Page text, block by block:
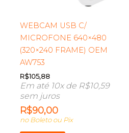
WEBCAM USB C/
MICROFONE 640×480
(320×240 FRAME) OEM
AW753
R$105,88
Em até 10x de R$10,59
sem juros
R$90,00
no Boleto ou Pix